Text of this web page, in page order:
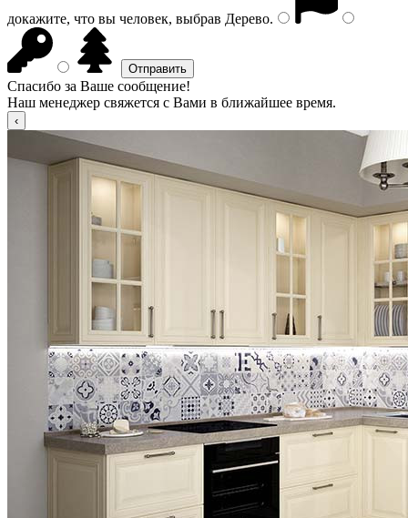
докажите, что вы человек, выбрав Дерево.
Спасибо за Ваше сообщение!
Наш менеджер свяжется с Вами в ближайшее время.